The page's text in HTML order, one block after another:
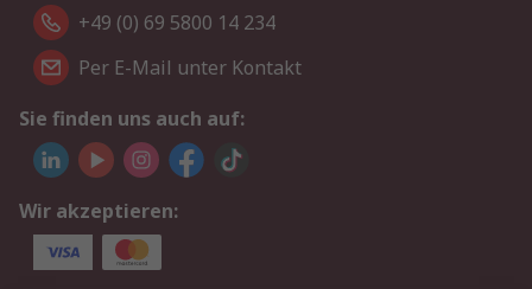
+49 (0) 69 5800 14 234
Per E-Mail unter Kontakt
Sie finden uns auch auf:
Wir akzeptieren: